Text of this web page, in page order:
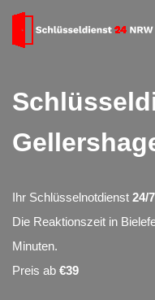
Ihr Schlüsselnotdienst 24/7
Die Reaktionszeit in
Minuten.
Preis ab €39